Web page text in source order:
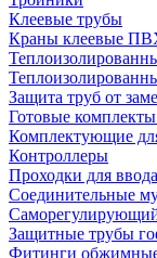
Клеевые трубы
Краны клеевые
Защита труб от
Готовые
Комплектующие
Контроллеры
Проходки для
Соединительные
Защитные трубы
Фитинги обжимные